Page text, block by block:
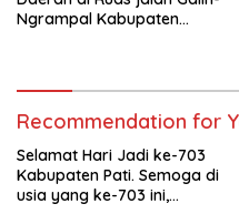
Musa & Princes.
Ngrampal Kabupaten
Recommendation for
Selamat Hari Jadi ke-703
Kabupaten Pati. Semoga di
usia yang ke-703 ini,